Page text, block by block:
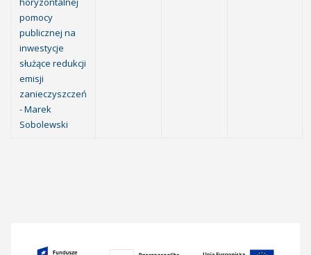
pomocy
publicznej na
inwestycje
służące redukcji
emisji
zanieczyszczeń
- Marek
Sobolewski